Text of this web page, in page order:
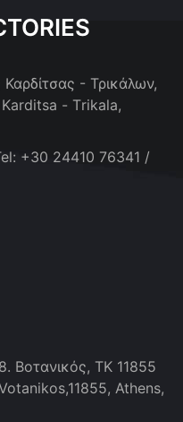
- Τρικάλων,
- Τrikala,
+30 24410 76341 /
Βοτανικός, ΤΚ 11855
Athens,